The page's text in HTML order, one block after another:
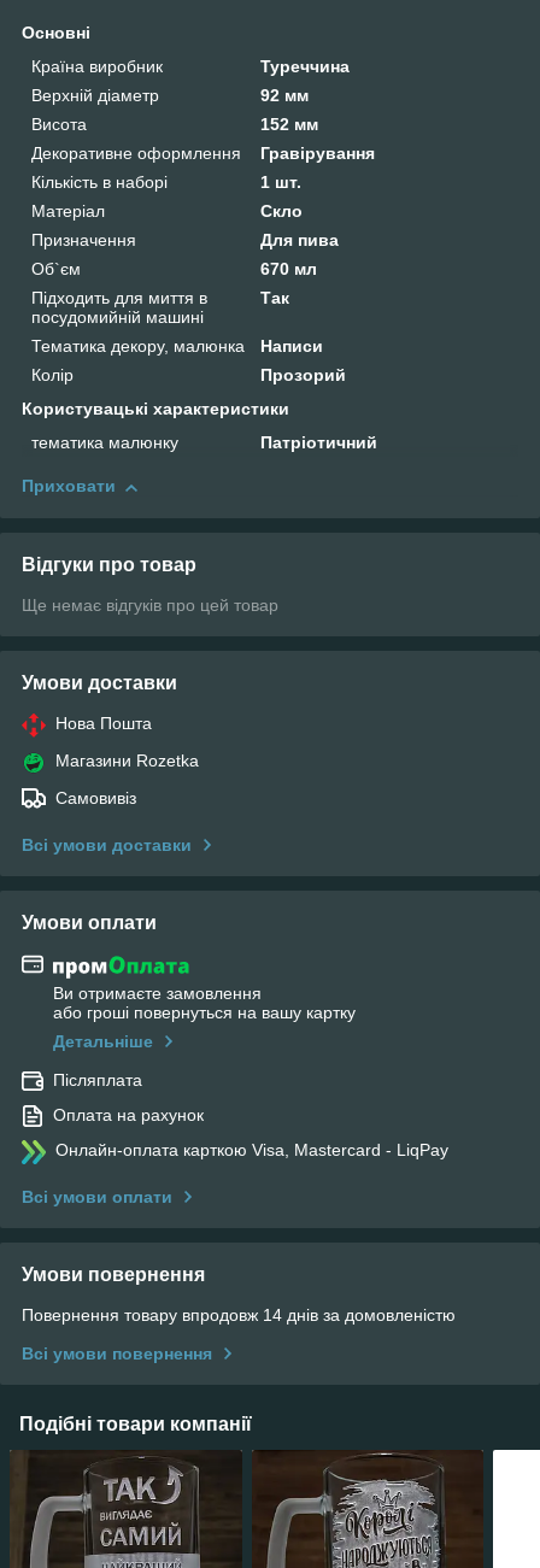
Основні
Країна виробник
Туреччина
Верхній діаметр
92 мм
Висота
152 мм
Декоративне оформлення
Гравірування
Кількість в наборі
1 шт.
Матеріал
Скло
Призначення
Для пива
Об`єм
670 мл
Підходить для миття в
посудомийній машині
Так
Тематика декору, малюнка
Написи
Колір
Прозорий
Користувацькі характеристики
тематика малюнку
Патріотичний
Приховати
Відгуки про товар
Ще немає відгуків про цей товар
Умови доставки
Нова Пошта
Магазини Rozetka
Самовивіз
Всі умови доставки
Умови оплати
Ви отримаєте замовлення
або гроші повернуться на вашу картку
Детальніше
Післяплата
Оплата на рахунок
Онлайн-оплата карткою Visa, Mastercard - LiqPay
Всі умови оплати
Умови повернення
Повернення товару впродовж 14 днів за домовленістю
Всі умови повернення
Подібні товари компанії